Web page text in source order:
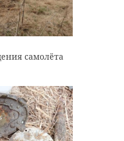
самолёта